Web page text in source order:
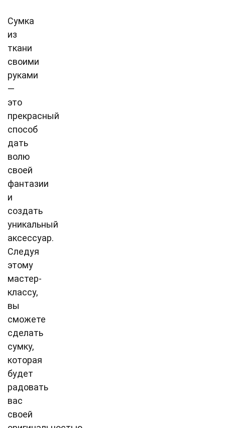
Сумка
из
ткани
своими
руками
—
это
прекрасный
способ
дать
волю
своей
фантазии
и
создать
уникальный
аксессуар.
Следуя
этому
мастер-
классу,
вы
сможете
сделать
сумку,
которая
будет
радовать
вас
своей